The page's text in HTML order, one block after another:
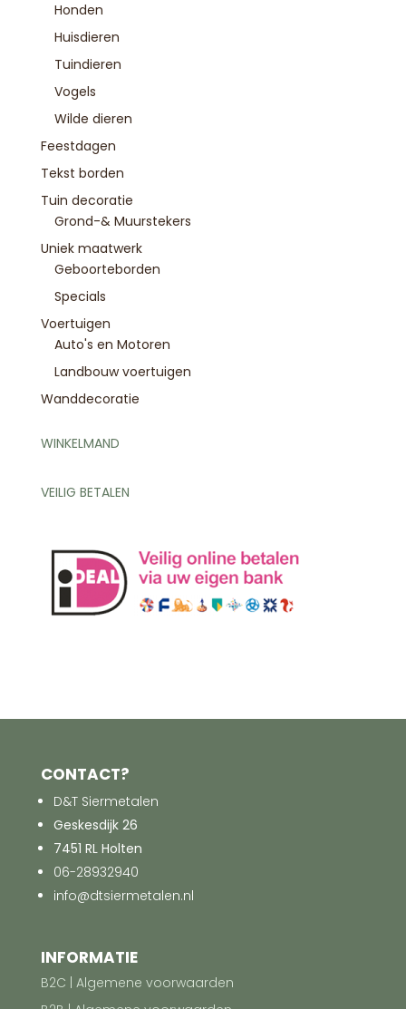
Honden
Huisdieren
Tuindieren
Vogels
Wilde dieren
Feestdagen
Tekst borden
Tuin decoratie
Grond-& Muurstekers
Uniek maatwerk
Geboorteborden
Specials
Voertuigen
Auto's en Motoren
Landbouw voertuigen
Wanddecoratie
WINKELMAND
VEILIG BETALEN
CONTACT?
D&T Siermetalen
Geskesdijk 26
7451 RL Holten
06-28932940
info@dtsiermetalen.nl
INFORMATIE
B2C | Algemene voorwaarden